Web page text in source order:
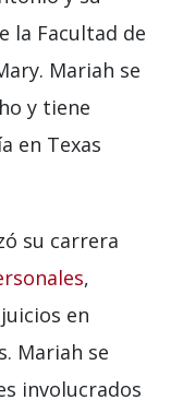
la Facultad de
Mariah se
y tiene
en Texas
su carrera
,
en
Mariah se
involucrados